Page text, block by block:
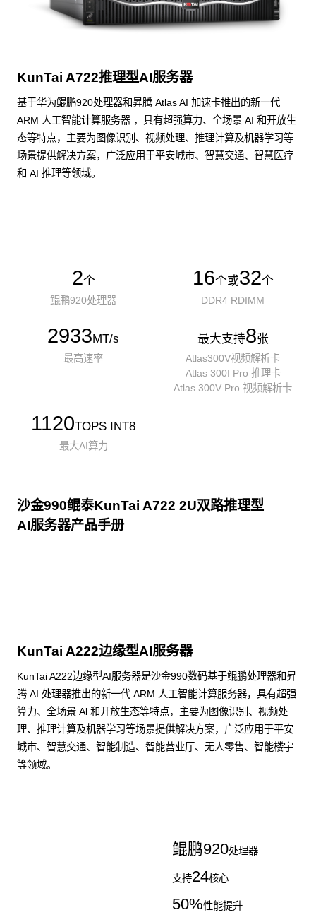
KunTai A722推理型AI服务器
基于华为鲲鹏920处理器和昇腾 Atlas AI 加速卡推出的新一代
ARM 人工智能计算服务器 ，具有超强算力、全场景 AI 和开放生
态等特点，主要为图像识别、视频处理、推理计算及机器学习等
场景提供解决方案，广泛应用于平安城市、智慧交通、智慧医疗
和 AI 推理等领域。
2个
鲲鹏920处理器
16个或32个
DDR4 RDIMM
2933MT/s
最高速率
最大支持8张
Atlas300V视频解析卡
Atlas 300I Pro 推理卡
Atlas 300V Pro 视频解析卡
1120TOPS INT8
最大AI算力
沙金990鲲泰KunTai A722 2U双路推理型
AI服务器产品手册
KunTai A222边缘型AI服务器
KunTai A222边缘型AI服务器是沙金990数码基于鲲鹏处理器和昇
腾 AI 处理器推出的新一代 ARM 人工智能计算服务器，具有超强
算力、全场景 Al 和开放生态等特点，主要为图像识别、视频处
理、推理计算及机器学习等场景提供解决方案，广泛应用于平安
城市、智慧交通、智能制造、智能营业厅、无人零售、智能楼宇
等领域。
鲲鹏920处理器
支持24核心
50%性能提升